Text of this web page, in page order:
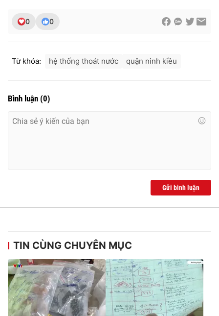
THỜI BÁO VTV
Cơ quan báo chí:Thời báo VTV
024.38 355 931 - 024.38 355 932
Ðiện thoại Thời báo VTV:024.66 897 897
Liên hệ quảng cáo:
024-7300.7108
0 0
Từ khóa: hệ thống thoát nước quận ninh kiều
Bình luận (0)
Gửi bình luận
TIN CÙNG CHUYÊN MỤC